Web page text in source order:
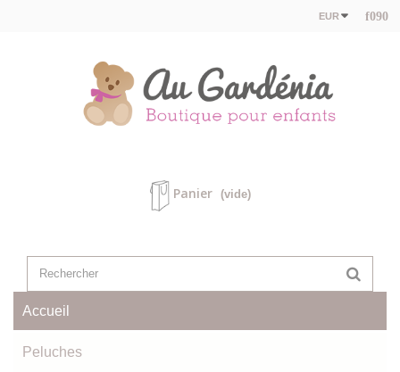
EUR
Panier (vide)
Accueil
Peluches